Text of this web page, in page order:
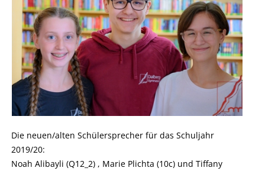
Die neuen/alten Schülersprecher für das Schuljahr
2019/20:
Noah Alibayli (Q12_2) , Marie Plichta (10c) und Tiffany